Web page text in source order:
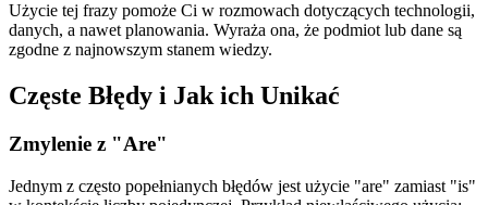
Użycie tej frazy pomoże Ci w rozmowach dotyczących technologii,
danych, a nawet planowania. Wyraża ona, że podmiot lub dane są
zgodne z najnowszym stanem wiedzy.
Częste Błędy i Jak ich Unikać
Zmylenie z "Are"
Jednym z często popełnianych błędów jest użycie "are" zamiast "is"